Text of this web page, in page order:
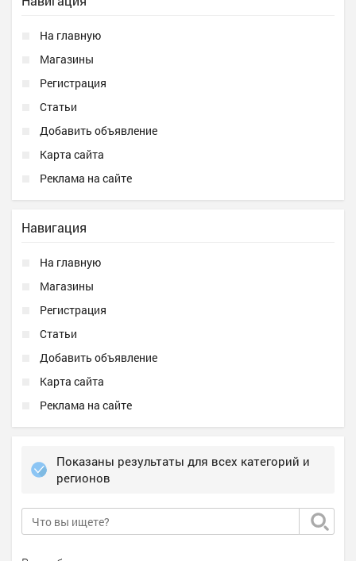
На главную
Магазины
Регистрация
Статьи
Добавить объявление
Карта сайта
Реклама на сайте
Навигация
На главную
Магазины
Регистрация
Статьи
Добавить объявление
Карта сайта
Реклама на сайте
Показаны результаты для всех категорий и
регионов